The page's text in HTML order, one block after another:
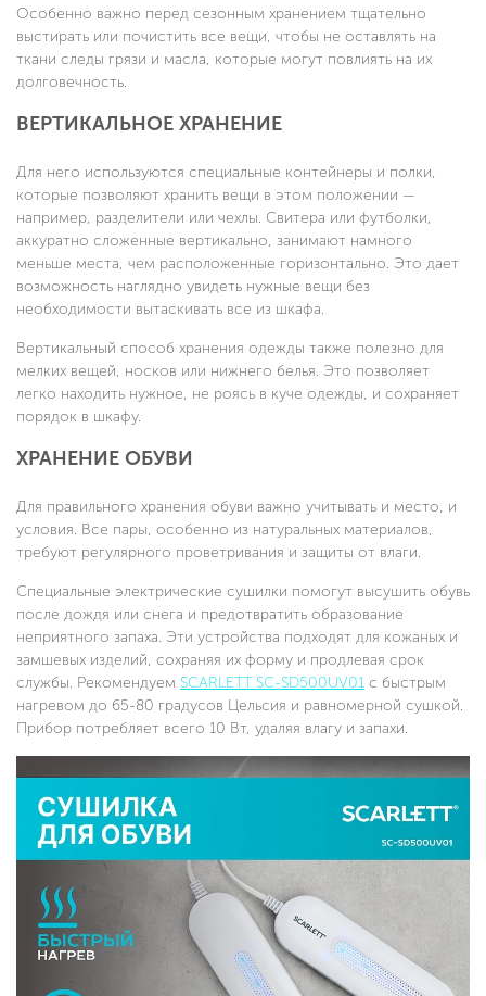
Особенно важно перед сезонным хранением тщательно
выстирать или почистить все вещи, чтобы не оставлять на
ткани следы грязи и масла, которые могут повлиять на их
долговечность.
ВЕРТИКАЛЬНОЕ ХРАНЕНИЕ
Для него используются специальные контейнеры и полки,
которые позволяют хранить вещи в этом положении —
например, разделители или чехлы. Свитера или футболки,
аккуратно сложенные вертикально, занимают намного
меньше места, чем расположенные горизонтально. Это дает
возможность наглядно увидеть нужные вещи без
необходимости вытаскивать все из шкафа.
Вертикальный способ хранения одежды также полезно для
мелких вещей, носков или нижнего белья. Это позволяет
легко находить нужное, не роясь в куче одежды, и сохраняет
порядок в шкафу.
ХРАНЕНИЕ ОБУВИ
Для правильного хранения обуви важно учитывать и место, и
условия. Все пары, особенно из натуральных материалов,
требуют регулярного проветривания и защиты от влаги.
Специальные электрические сушилки помогут высушить обувь
после дождя или снега и предотвратить образование
неприятного запаха. Эти устройства подходят для кожаных и
замшевых изделий, сохраняя их форму и продлевая срок
службы. Рекомендуем SCARLETT SC-SD500UV01 с быстрым
нагревом до 65-80 градусов Цельсия и равномерной сушкой.
Прибор потребляет всего 10 Вт, удаляя влагу и запахи.